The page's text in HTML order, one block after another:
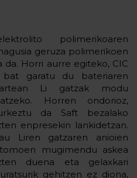
polimerikoaren
geruza polimerikoen
Horri aurre egiteko, CIC
bat garatu du bateriaren
Li gatzak modu
Horren ondorioz,
da Saft bezalako
enpresekin lankidetzan.
Liren gatzaren anioien
mugimendu askea
duena eta gelaxkari
gehitzen ez diona,